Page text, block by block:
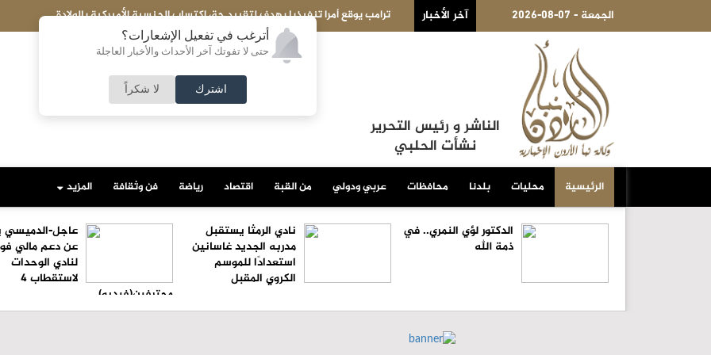
أترغب في تفعيل الإشعارات؟
حتى لا تفوتك آخر الأحداث والأخبار العاجلة
اشترك لا شكراً
2026-08-07 - الجمعة آخر الأخبار لتقييد حق اكتساب الجنسية الأميركية بالولادة الكويت تحبط تهريب شحنة ضخمة إلى مصر..ماذا بداخلها؟
الناشر و رئيس التحرير
نشأت الحلبي
الرئيسية محليات بلدنا محافظات عربي ودولي من القبة اقتصاد رياضة فن وثقافة المزيد
الدكتور لؤي النمري.. في
ذمة الله
نادي الرمثا يستقبل
مدربه الجديد غاسانين
استعدادًا للموسم
الكروي المقبل
عاجل-الدميسي
عن دعم مالي
لنادي الوحدات
لاستقطاب 4
محترفين(فيديو)